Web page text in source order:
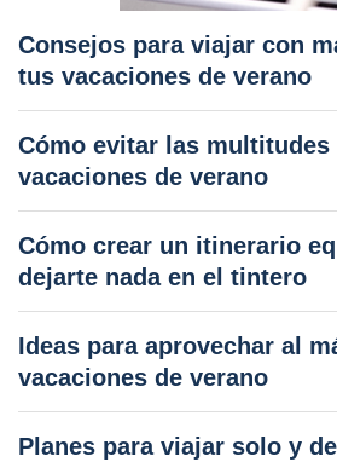
Consejos para viajar con
tus vacaciones de verano
Cómo evitar las multitudes
vacaciones de verano
Cómo crear un itinerario
dejarte nada en el tintero
Ideas para aprovechar al
vacaciones de verano
Planes para viajar solo y